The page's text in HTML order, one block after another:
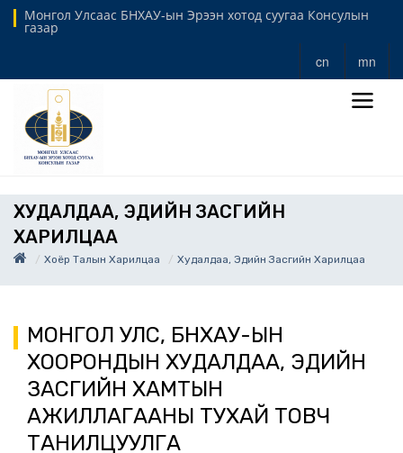
Монгол Улсаас БНХАУ-ын Эрээн хотод суугаа Консулын
газар
cn mn
ХУДАЛДАА, ЭДИЙН ЗАСГИЙН
ХАРИЛЦАА
Хоёр Талын Харилцаа Худалдаа, Эдийн Засгийн Харилцаа
МОНГОЛ УЛС, БНХАУ-ЫН
ХООРОНДЫН ХУДАЛДАА, ЭДИЙН
ЗАСГИЙН ХАМТЫН
АЖИЛЛАГААНЫ ТУХАЙ ТОВЧ
ТАНИЛЦУУЛГА